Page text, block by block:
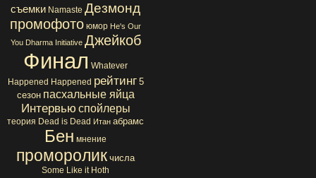
съемки Namaste Дезмонд
промофото юмор He's Our
You Dharma Initiative Джейкоб
Финал Whatever
Happened Happened рейтинг 5
сезон пасхальные яйца
Интервью спойлеры
теория Dead is Dead Итан абрамс
Бен мнение
проморолик числа
Some Like it Hoth